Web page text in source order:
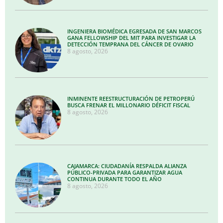
INGENIERA BIOMÉDICA EGRESADA DE SAN MARCOS
GANA FELLOWSHIP DEL MIT PARA INVESTIGAR LA
DETECCIÓN TEMPRANA DEL CÁNCER DE OVARIO
8 agosto, 2026
INMINENTE REESTRUCTURACIÓN DE PETROPERÚ
BUSCA FRENAR EL MILLONARIO DÉFICIT FISCAL
8 agosto, 2026
CAJAMARCA: CIUDADANÍA RESPALDA ALIANZA
PÚBLICO-PRIVADA PARA GARANTIZAR AGUA
CONTINUA DURANTE TODO EL AÑO
8 agosto, 2026